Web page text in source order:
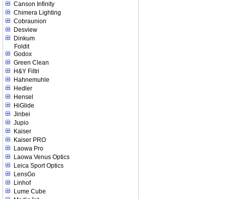
Canson Infinity
Chimera Lighting
Cobraunion
Desview
Dinkum
Foldit
Godox
Green Clean
H&Y Filtri
Hahnemuhle
Hedler
Hensel
HiGlide
Jinbei
Jupio
Kaiser
Kaiser PRO
Laowa Pro
Laowa Venus Optics
Leica Sport Optics
LensGo
Linhof
Lume Cube